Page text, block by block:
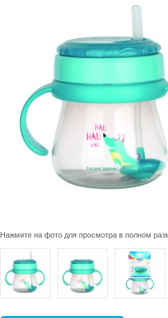
Нажмите на фото для просмотра в полном